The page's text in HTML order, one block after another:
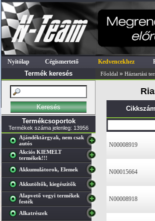
Nyitólap Cégismertető Kedvencekhez
Termék keresés Főoldal » Háztartási
Termékcsoportok
Termékek száma jelenleg: 13956
Ajándéktárgyak, nem csak
autós
Akciós KIEMELT
termékek!!!
Akkumulátorok, Elemek
Akkutöltők, kiegészítők
Alapvető vegyi termékek
festék
Alkatrészek
Cikkszám
N00008919
N00015664
N00008918